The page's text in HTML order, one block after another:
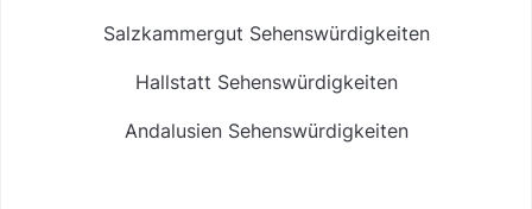
Salzkammergut Sehenswürdigkeiten
Hallstatt Sehenswürdigkeiten
Andalusien Sehenswürdigkeiten